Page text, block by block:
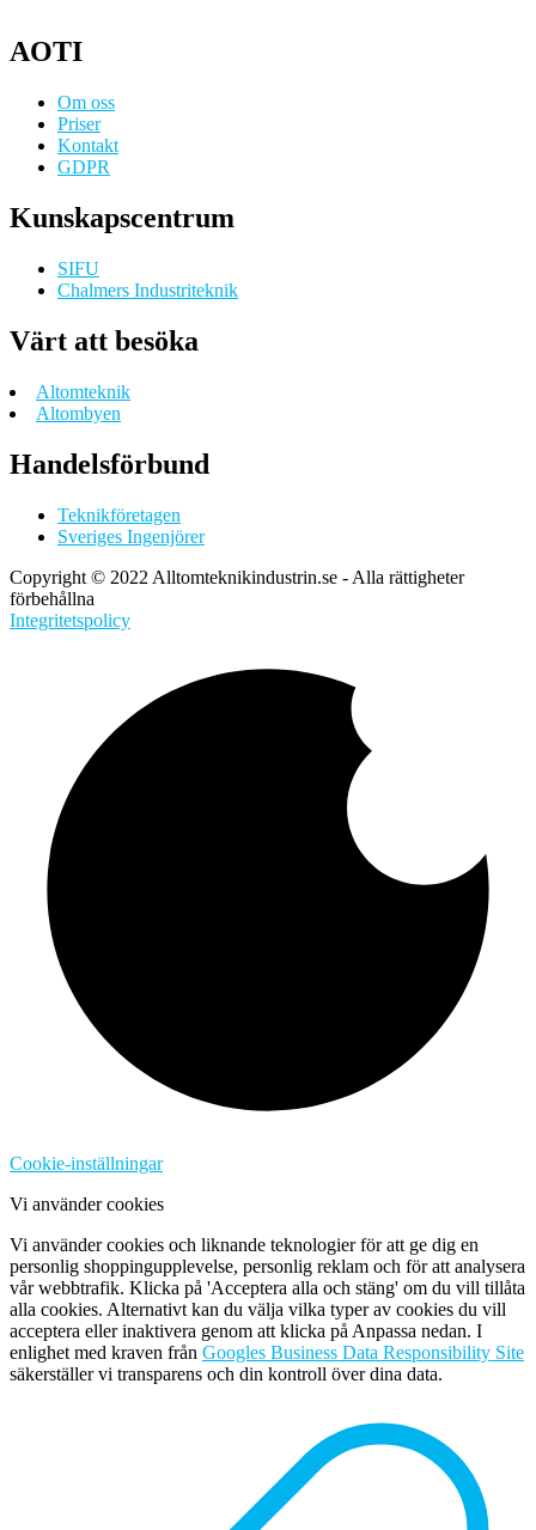
AOTI
Om oss
Priser
Kontakt
GDPR
Kunskapscentrum
SIFU
Chalmers Industriteknik
Värt att besöka
Altomteknik
Altombyen
Handelsförbund
Teknikföretagen
Sveriges Ingenjörer
Copyright © 2022 Alltomteknikindustrin.se - Alla rättigheter
förbehållna
Integritetspolicy
Cookie-inställningar
Vi använder cookies
Vi använder cookies och liknande teknologier för att ge dig en
personlig shoppingupplevelse, personlig reklam och för att analysera
vår webbtrafik. Klicka på 'Acceptera alla och stäng' om du vill tillåta
alla cookies. Alternativt kan du välja vilka typer av cookies du vill
acceptera eller inaktivera genom att klicka på Anpassa nedan. I
enlighet med kraven från Googles Business Data Responsibility Site
säkerställer vi transparens och din kontroll över dina data.